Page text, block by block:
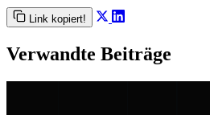
Link kopiert!
Verwandte Beiträge